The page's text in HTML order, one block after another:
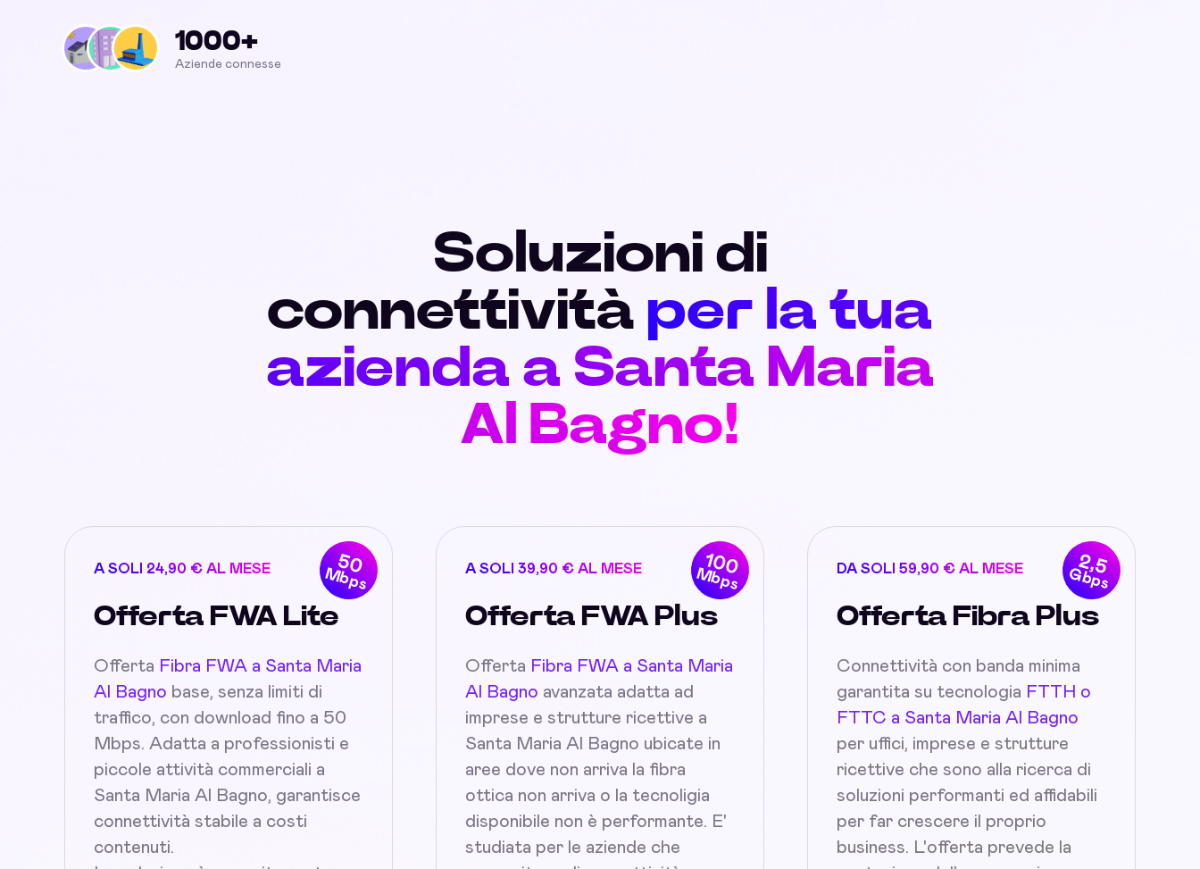
1000+
Aziende connesse
Soluzioni di
connettività per la tua
azienda a Santa Maria
Al Bagno!
50
Mbps
A SOLI 24,90 € AL MESE
Offerta FWA Lite
Offerta Fibra FWA a Santa Maria
Al Bagno base, senza limiti di
traffico, con download fino a 50
Mbps. Adatta a professionisti e
piccole attività commerciali a
Santa Maria Al Bagno, garantisce
connettività stabile a costi
contenuti.
100
Mbps
A SOLI 39,90 € AL MESE
Offerta FWA Plus
Offerta Fibra FWA a Santa Maria
Al Bagno avanzata adatta ad
imprese e strutture ricettive a
Santa Maria Al Bagno ubicate in
aree dove non arriva la fibra
ottica non arriva o la tecnoligia
disponibile non è performante. E'
studiata per le aziende che
2,5
Gbps
DA SOLI 59,90 € AL MESE
Offerta Fibra Plus
Connettività con banda minima
garantita su tecnologia FTTH o
FTTC a Santa Maria Al Bagno
per uffici, imprese e strutture
ricettive che sono alla ricerca di
soluzioni performanti ed affidabili
per far crescere il proprio
business. L'offerta prevede la